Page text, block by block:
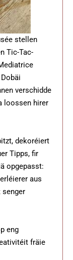
stellen
Tic-Tac-
verschidde
loossen hirer
dekoréiert
Tipps, fir
opgepasst:
aus
senger
eng
fräie